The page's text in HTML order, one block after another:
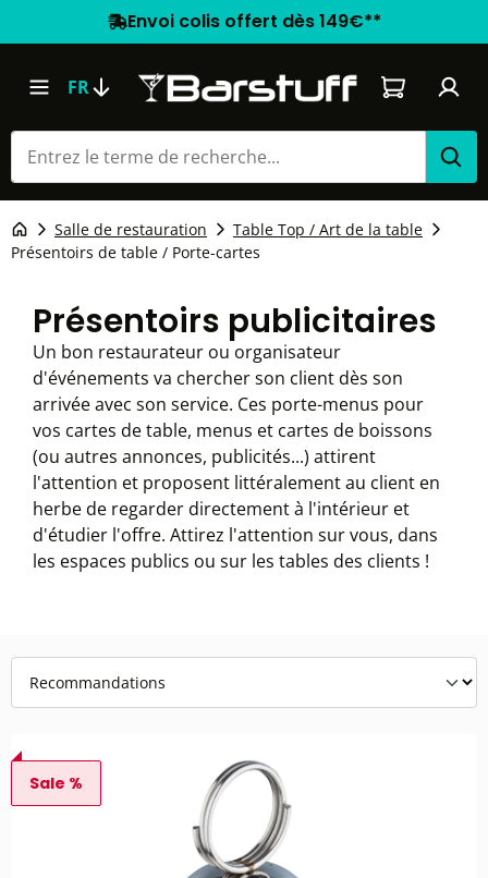
Envoi colis offert dès 149€**
FR Le panier
Salle de restauration
Table Top / Art de la table
Présentoirs de table / Porte-cartes
Présentoirs publicitaires
Un bon restaurateur ou organisateur
d'événements va chercher son client dès son
arrivée avec son service. Ces porte-menus pour
vos cartes de table, menus et cartes de boissons
(ou autres annonces, publicités...) attirent
l'attention et proposent littéralement au client en
herbe de regarder directement à l'intérieur et
d'étudier l'offre. Attirez l'attention sur vous, dans
les espaces publics ou sur les tables des clients !
Sale %